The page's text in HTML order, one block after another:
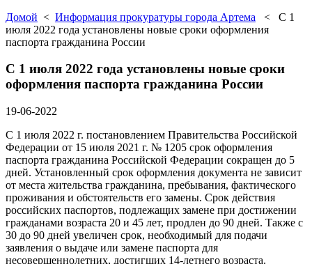
Домой < Информация прокуратуры города Артема < С 1
июля 2022 года установлены новые сроки оформления
паспорта гражданина России
С 1 июля 2022 года установлены новые сроки
оформления паспорта гражданина России
19-06-2022
С 1 июля 2022 г. постановлением Правительства Российской
Федерации от 15 июля 2021 г. № 1205 срок оформления
паспорта гражданина Российской Федерации сокращен до 5
дней. Установленный срок оформления документа не зависит
от места жительства гражданина, пребывания, фактического
проживания и обстоятельств его замены. Срок действия
российских паспортов, подлежащих замене при достижении
гражданами возраста 20 и 45 лет, продлен до 90 дней. Также с
30 до 90 дней увеличен срок, необходимый для подачи
заявления о выдаче или замене паспорта для
несовершеннолетних, достигших 14-летнего возраста.